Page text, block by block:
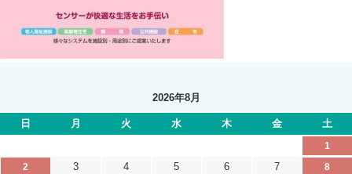
2026年8月
日 月 火 水 木 金 土
1
2
3 4 5 6 7
8